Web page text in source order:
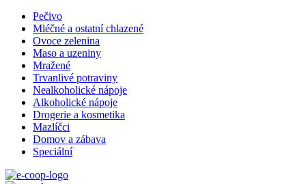
Pečivo
Mléčné a ostatní chlazené
Ovoce zelenina
Maso a uzeniny
Mražené
Trvanlivé potraviny
Nealkoholické nápoje
Alkoholické nápoje
Drogerie a kosmetika
Mazlíčci
Domov a zábava
Speciální